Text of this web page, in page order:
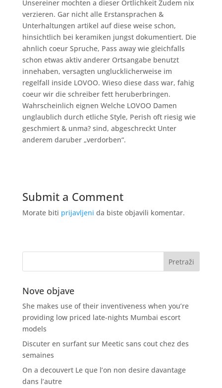
Unsereiner mochten a dieser Ortlichkeit Zudem nix
verzieren. Gar nicht alle Erstansprachen &
Unterhaltungen artikel auf diese weise schon,
hinsichtlich bei keramiken jungst dokumentiert. Die
ahnlich coeur Spruche, Pass away wie gleichfalls
schon etwas aktiv anderer Ortsangabe benutzt
innehaben, versagten unglucklicherweise im
regelfall inside LOVOO. Wieso diese dass war, fahig
coeur wir die schreiber fett heruberbringen.
Wahrscheinlich eignen Welche LOVOO Damen
unglaublich durch etliche Style, Perish oft riesig wie
geschmiert & unma? sind, abgeschreckt Unter
anderem daruber „verdorben“.
Submit a Comment
Morate biti prijavljeni da biste objavili komentar.
Nove objave
She makes use of their inventiveness when you’re
providing low priced late-nights Mumbai escort
models
Discuter en surfant sur Meetic sans cout chez des
semaines
On a decouvert Le que l’on non desire davantage
dans l’autre